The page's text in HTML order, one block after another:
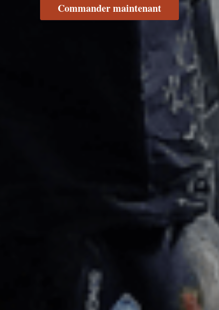
Commander maintenant